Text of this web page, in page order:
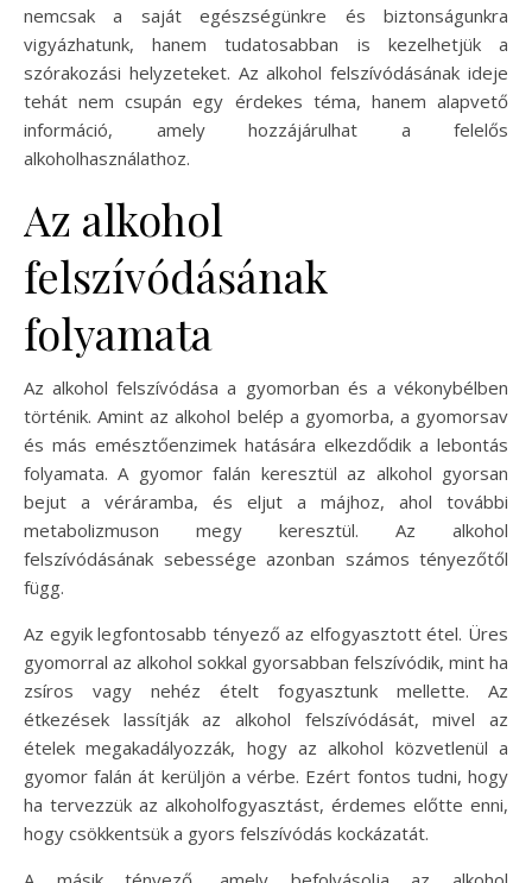
nemcsak a saját egészségünkre és biztonságunkra
vigyázhatunk, hanem tudatosabban is kezelhetjük a
szórakozási helyzeteket. Az alkohol felszívódásának ideje
tehát nem csupán egy érdekes téma, hanem alapvető
információ, amely hozzájárulhat a felelős
alkoholhasználathoz.
Az alkohol
felszívódásának
folyamata
Az alkohol felszívódása a gyomorban és a vékonybélben
történik. Amint az alkohol belép a gyomorba, a gyomorsav
és más emésztőenzimek hatására elkezdődik a lebontás
folyamata. A gyomor falán keresztül az alkohol gyorsan
bejut a véráramba, és eljut a májhoz, ahol további
metabolizmuson megy keresztül. Az alkohol
felszívódásának sebessége azonban számos tényezőtől
függ.
Az egyik legfontosabb tényező az elfogyasztott étel. Üres
gyomorral az alkohol sokkal gyorsabban felszívódik, mint ha
zsíros vagy nehéz ételt fogyasztunk mellette. Az
étkezések lassítják az alkohol felszívódását, mivel az
ételek megakadályozzák, hogy az alkohol közvetlenül a
gyomor falán át kerüljön a vérbe. Ezért fontos tudni, hogy
ha tervezzük az alkoholfogyasztást, érdemes előtte enni,
hogy csökkentsük a gyors felszívódás kockázatát.